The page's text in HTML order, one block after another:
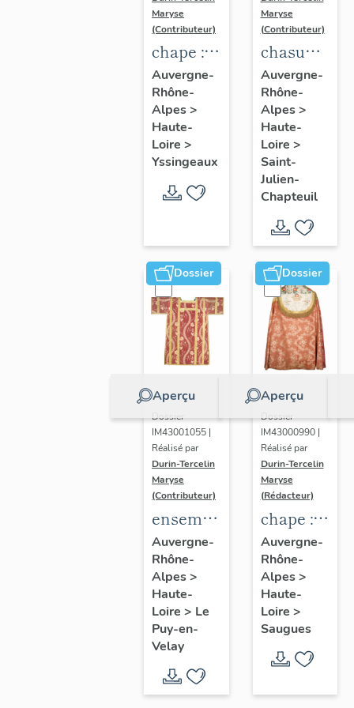
Maryse
(Contributeur)
chape :
ornement
rouge
Auvergne-
Rhône-
Alpes>
Haute-
Loire >
Yssingeaux
Maryse
(Contributeur)
chasuble,
étole,
manipule,
bourse
de
corporal
(non
étudiée),
tour
d'autel
(non
étudié) :
ornement
blanc
Auvergne-
Rhône-
Alpes>
Haute-
Loire >
Saint-
Julien-
Chapteuil
Dossier
Aperçu
Dossier
IM43001055 |
Réalisé par
Durin-Tercelin
Maryse
(Contributeur)
ensemble
de deux
dalmatiques,
une
étole,
deux
manipules
ornement
Auvergne-
Rhône-
Alpes>
Haute-
Loire > Le
Puy-en-
Velay
Dossier
Aperçu
Dossier
IM43000990 |
Réalisé par
Durin-Tercelin
Maryse
(Rédacteur)
chape :
ornement
rose
Auvergne-
Rhône-
Alpes>
Haute-
Loire >
Saugues